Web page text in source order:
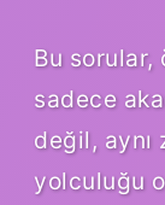
Bu
sadece
değil,
yolculuğu